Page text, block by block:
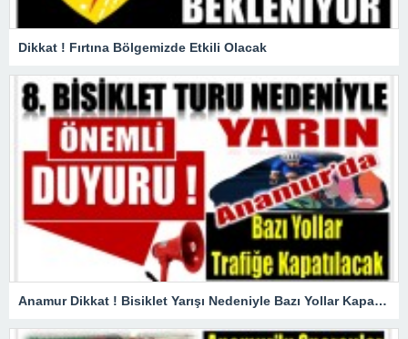
Dikkat ! Fırtına Bölgemizde Etkili Olacak
Anamur Dikkat ! Bisiklet Yarışı Nedeniyle Bazı Yollar Kapanacak